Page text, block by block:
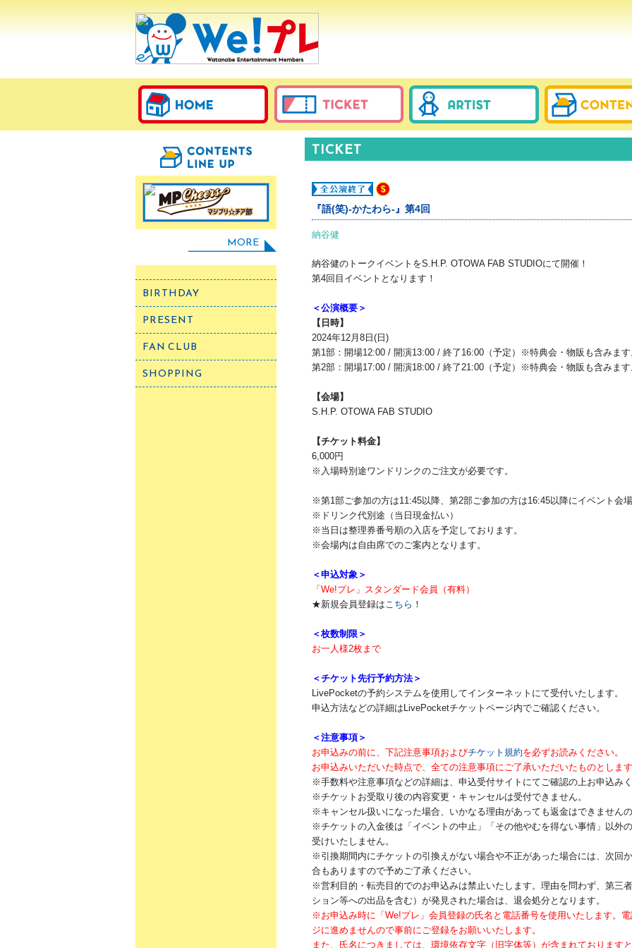
MORE
BIRTHDAY
PRESENT
FAN CLUB
SHOPPING
TICKET
全公演終了
『語(笑)-かたわら-』第4回
納谷健
納谷健のトークイベントをS.H.P. OTOWA FAB STUDIOにて開催！
第4回目イベントとなります！
＜公演概要＞
【日時】
2024年12月8日(日)
第1部：開場12:00 / 開演13:00 / 終了16:00（予定）※特典会・物販も含みます
第2部：開場17:00 / 開演18:00 / 終了21:00（予定）※特典会・物販も含みます
【会場】
S.H.P. OTOWA FAB STUDIO
【チケット料金】
6,000円
※入場時別途ワンドリンクのご注文が必要です。
※第1部ご参加の方は11:45以降、第2部ご参加の方は16:45以降にイベント会場
※ドリンク代別途（当日現金払い）
※当日は整理券番号順の入店を予定しております。
※会場内は自由席でのご案内となります。
＜申込対象＞
「We!プレ」スタンダード会員（有料）
★新規会員登録はこちら ！
＜枚数制限＞
お一人様2枚まで
＜チケット先行予約方法＞
LivePocketの予約システムを使用してインターネットにて受付いたします。
申込方法などの詳細はLivePocketチケットページ内でご確認ください。
＜注意事項＞
お申込みの前に、下記注意事項およびチケット規約を必ずお読みください。
お申込みいただいた時点で、全ての注意事項にご了承いただいたものとします
※手数料や注意事項などの詳細は、申込受付サイトにてご確認の上お申込みく
※チケットお受取り後の内容変更・キャンセルは受付できません。
※キャンセル扱いになった場合、いかなる理由があっても返金はできません
※チケットの入金後は「イベントの中止」「その他やむを得ない事情」以外
受けいたしません。
※引換期間内にチケットの引換えがない場合や不正があった場合には、次回
合もありますので予めご了承ください。
※営利目的・転売目的でのお申込みは禁止いたします。理由を問わず、第三
ション等への出品を含む）が発見された場合は、退会処分となります。
※お申込み時に「We!プレ」会員登録の氏名と電話番号を使用いたします。
ジに進めませんので事前にご登録をお願いいたします。
また、氏名につきましては、環境依存文字（旧字体等）が含まれております